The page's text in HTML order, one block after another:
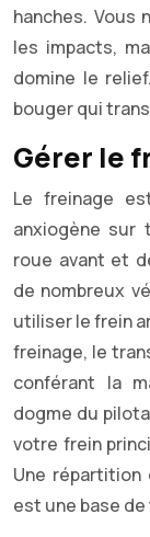
hanches. Vous
les impacts,
domine le
bouger qui
Gérer le
Le freinage
anxiogène sur
roue avant et
de nombreux
utiliser le frein
freinage, le
conférant la
dogme du
votre frein
Une répartition
est une base